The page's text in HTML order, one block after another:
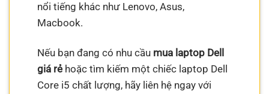
nổi tiếng khác như Lenovo, Asus,
Macbook.
Nếu bạn đang có nhu cầu mua laptop Dell
giá rẻ hoặc tìm kiếm một chiếc laptop Dell
Core i5 chất lượng, hãy liên hệ ngay với